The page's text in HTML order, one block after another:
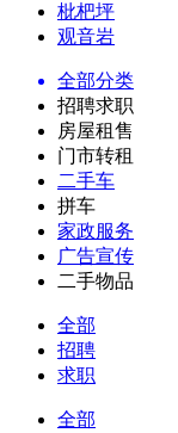
枇杷坪
观音岩
全部分类
招聘求职
房屋租售
门市转租
二手车
拼车
家政服务
广告宣传
二手物品
全部
招聘
求职
全部